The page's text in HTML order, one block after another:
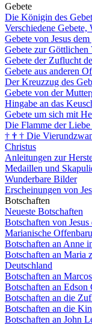
Gebete
Die Königin des
Verschiedene
Gebete von Jesus
Gebete zur Göttlichen
Gebete der Zuflucht
Gebete aus anderen
Der Kreuzzug des
Gebete von der
Hingabe an das
Gebete um sich mit
Die Flamme der
† † † Die
Christus
Anleitungen zur
Medaillen und
Wunderbare Bilder
Erscheinungen von
Botschaften
Neueste Botschaften
Botschaften von
Marianische
Botschaften an Anne
Botschaften an Maria
Deutschland
Botschaften an
Botschaften an
Botschaften an die
Botschaften an die
Botschaften an John